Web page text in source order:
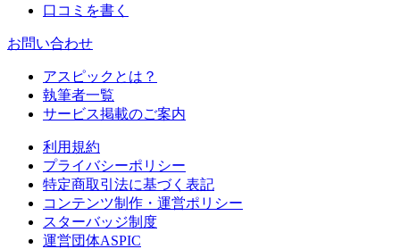
口コミを書く
お問い合わせ
アスピックとは？
執筆者一覧
サービス掲載のご案内
利用規約
プライバシーポリシー
特定商取引法に基づく表記
コンテンツ制作・運営ポリシー
スターバッジ制度
運営団体ASPIC